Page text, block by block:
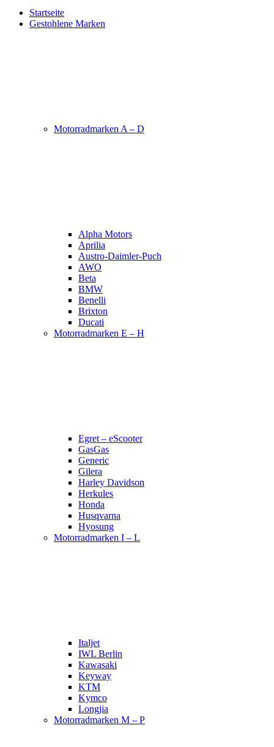
Startseite
Gestohlene Marken
Motorradmarken A – D
Alpha Motors
Aprilia
Austro-Daimler-Puch
AWO
Beta
BMW
Benelli
Brixton
Ducati
Motorradmarken E – H
Egret – eScooter
GasGas
Generic
Gilera
Harley Davidson
Herkules
Honda
Husqvarna
Hyosung
Motorradmarken I – L
Italjet
IWL Berlin
Kawasaki
Keyway
KTM
Kymco
Longjia
Motorradmarken M – P